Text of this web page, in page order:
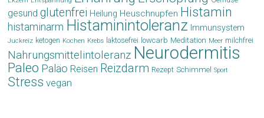
gesund glutenfrei Heilung Heuschnupfen Histamin
histaminarm Histaminintoleranz Immunsystem
Juckreiz ketogen Kochen Krebs laktosefrei lowcarb Meditation Meer milchfrei
Nahrungsmittelintoleranz Neurodermitis
Paleo Paläo Reisen Reizdarm Rezept Schimmel Sport
Stress vegan